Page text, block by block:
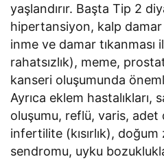
yaşlandırır. Başta Tip 2
hipertansiyon, kalp damar
inme ve damar tıkanması
rahatsızlık), meme,
kanseri oluşumunda
Ayrıca eklem hastalıkları,
oluşumu, reflü, varis, adet
infertilite (kısırlık),
sendromu, uyku